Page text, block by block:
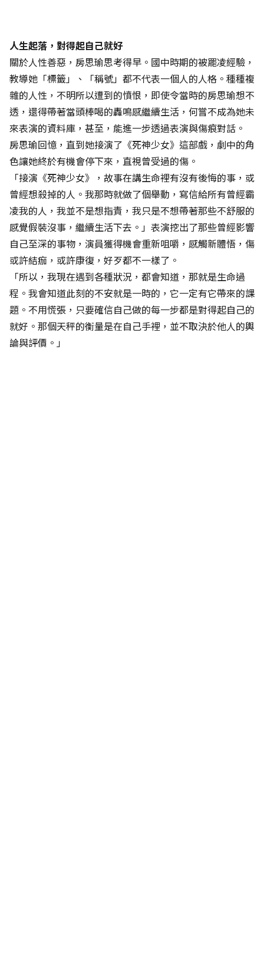
人生起落，對得起自己就好
關於人性善惡，房思瑜思考得早。國中時期的被罷凌經驗，
教導她「標籤」、「稱號」都不代表一個人的人格。種種複
雜的人性，不明所以遭到的憤恨，即使令當時的房思瑜想不
透，還得帶著當頭棒喝的轟鳴感繼續生活，何嘗不成為她未
來表演的資料庫，甚至，能進一步透過表演與傷痕對話。
房思瑜回憶，直到她接演了《死神少女》這部戲，劇中的角
色讓她終於有機會停下來，直視曾受過的傷。
「接演《死神少女》，故事在講生命裡有沒有後悔的事，或
曾經想殺掉的人。我那時就做了個舉動，寫信給所有曾經霸
凌我的人，我並不是想指責，我只是不想帶著那些不舒服的
感覺假裝沒事，繼續生活下去。」表演挖出了那些曾經影響
自己至深的事物，演員獲得機會重新咀嚼，感觸新體悟，傷
或許結痂，或許康復，好歹都不一樣了。
「所以，我現在遇到各種狀況，都會知道，那就是生命過
程。我會知道此刻的不安就是一時的，它一定有它帶來的課
題。不用慌張，只要確信自己做的每一步都是對得起自己的
就好。那個天秤的衡量是在自己手裡，並不取決於他人的輿
論與評價。」